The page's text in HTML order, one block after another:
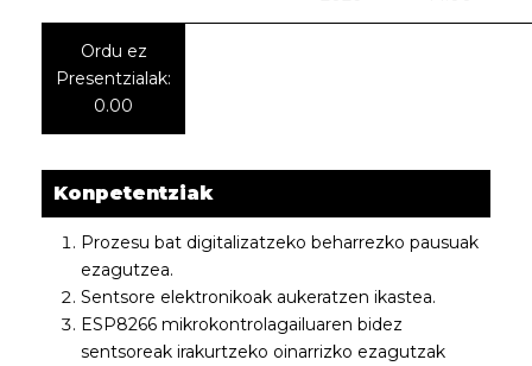
Ordu ez
Presentzialak:
0.00
Konpetentziak
Prozesu bat digitalizatzeko beharrezko pausuak
ezagutzea.
Sentsore elektronikoak aukeratzen ikastea.
ESP8266 mikrokontrolagailuaren bidez
sentsoreak irakurtzeko oinarrizko ezagutzak